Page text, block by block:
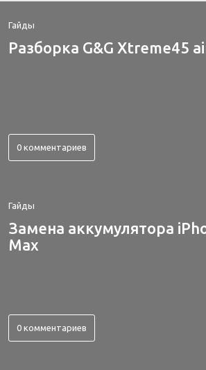
Гайды
Разборка G&G Xtreme45
0 комментариев
Гайды
Замена аккумулятора
Max
0 комментариев